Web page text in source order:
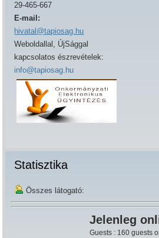
29-465-667
E-mail:
hivatal@tapiosag.hu
Weboldallal, ÚjSággal
kapcsolatos észrevételek:
info@tapiosag.hu
Statisztika
Összes látogató:
Jelenleg
Guests : 160 guests